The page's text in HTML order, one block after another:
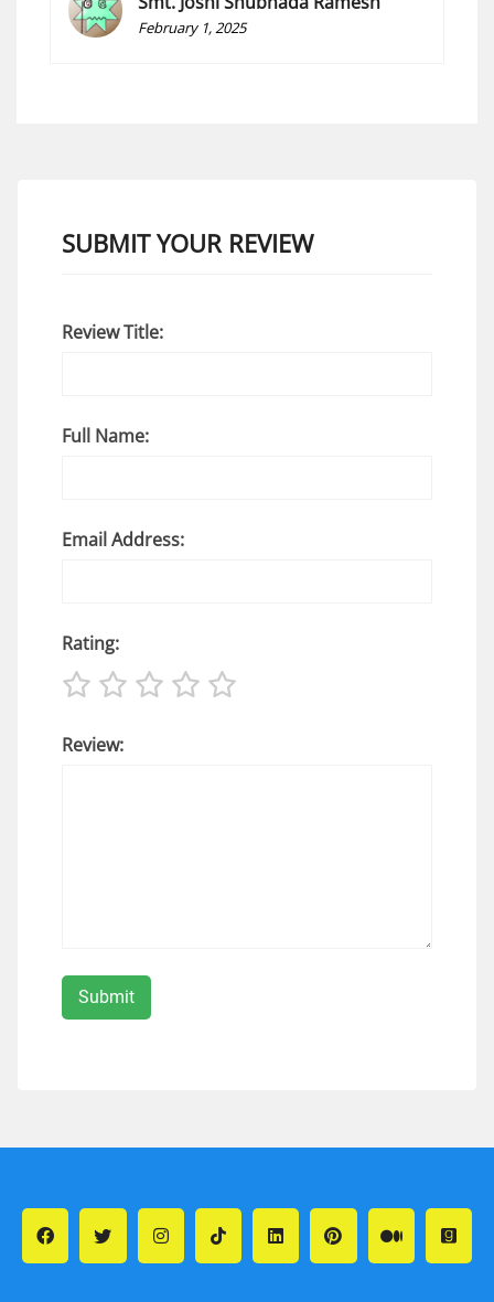
February 1, 2025
SUBMIT YOUR REVIEW
Review Title:
Full Name:
Email Address:
Rating:
Review: